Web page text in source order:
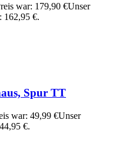
war: 179,90 €Unser
162,95 €.
Spur TT
war: 49,99 €Unser
€.